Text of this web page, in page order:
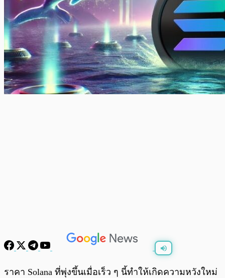
0:00
ราคา Solana ที่พุ่งขึ้นเมื่อเร็ว ๆ นี้ทำให้เกิดความหวังใหม่